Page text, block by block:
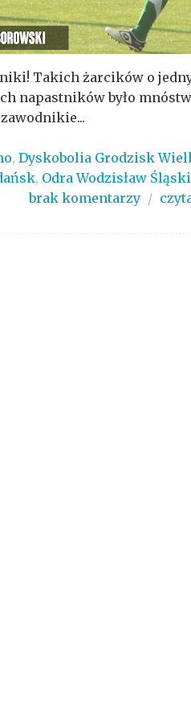
Takich żarcików o
napastników było
, Dyskobolia Grodzisk
, Odra Wodzisław Śląski
brak komentarzy /